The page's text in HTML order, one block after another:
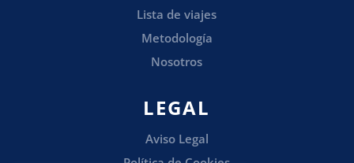
Lista de viajes
Metodología
Nosotros
LEGAL
Aviso Legal